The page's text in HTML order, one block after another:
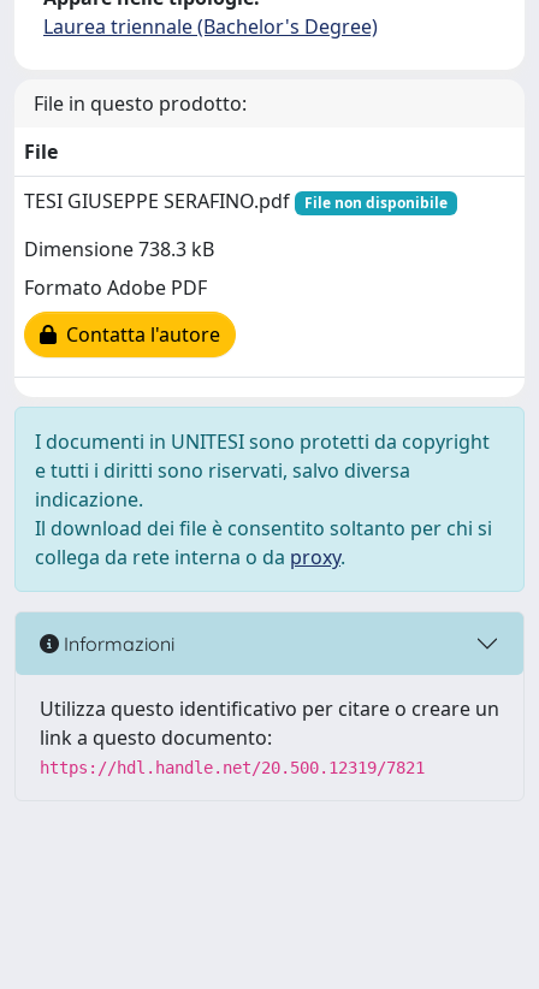
Laurea triennale (Bachelor's Degree)
File in questo prodotto:
File
TESI GIUSEPPE SERAFINO.pdf
File non disponibile
Dimensione 738.3 kB
Formato Adobe PDF
Contatta l'autore
I documenti in UNITESI sono protetti da copyright
e tutti i diritti sono riservati, salvo diversa
indicazione.
Il download dei file è consentito soltanto per chi si
collega da rete interna o da proxy.
Informazioni
Utilizza questo identificativo per citare o creare un
link a questo documento:
https://hdl.handle.net/20.500.12319/7821